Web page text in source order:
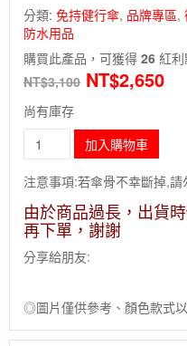
分類: 免持健行傘, 品牌專區,
防水用品
購買此產品，可獲得 26 紅利
NT$3,100 NT$2,650
尚有庫存
毛
象-
德
國
[EuroSCHIRM]
國
級
雨
傘
加入購物車
注意事項:若傘骨不幸斷掉,
由於商品過長，出貨
再下單，謝謝
分享給朋友:
◎圖片僅供參考、顏色款式